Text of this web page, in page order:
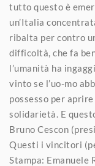
tutto questo è
un’Italia
ribalta per contro
difficoltà, che fa
l’umanità ha
vinto se l’uo-mo
possesso per
solidarietà. E
Bruno Cescon
Questi i vincitori
Stampa: Emanuele